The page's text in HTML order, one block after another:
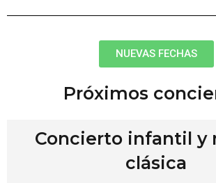
NUEVAS FECHAS
Próximos
Concierto infantil y
clásica